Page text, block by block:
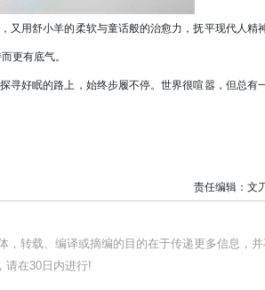
用舒小羊的柔软与童话般的治愈力，抚平现代人精
更有底气。
好眠的路上，始终步履不停。世界很喧嚣，但总有
责任编辑：文
，转载、编译或摘编的目的在于传递更多信息，
请在30日内进行!